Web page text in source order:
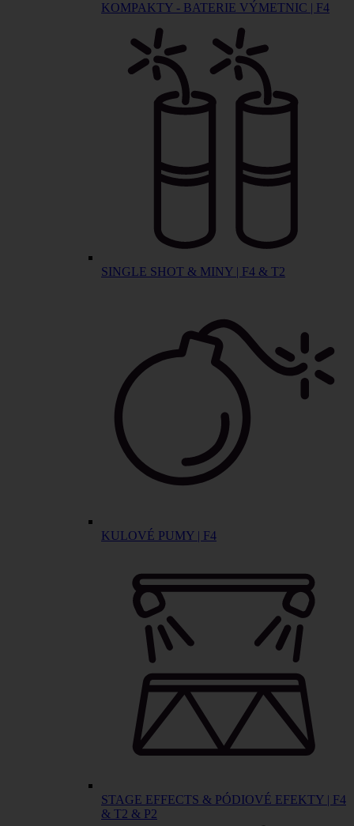
KOMPAKTY - BATERIE VÝMETNIC | F4
SINGLE SHOT & MINY | F4 & T2
KULOVÉ PUMY | F4
STAGE EFFECTS & PÓDIOVÉ EFEKTY | F4
& T2 & P2